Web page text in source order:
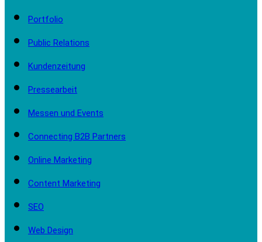
Portfolio
Public Relations
Kundenzeitung
Pressearbeit
Messen und Events
Connecting B2B Partners
Online Marketing
Content Marketing
SEO
Web Design